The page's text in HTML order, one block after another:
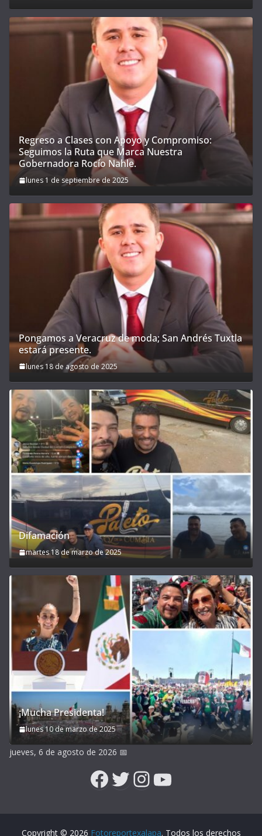
Regreso a Clases con Apoyo y Compromiso:
Seguimos la Ruta que Marca Nuestra
Gobernadora Rocío Nahle.
lunes 1 de septiembre de 2025
Pongamos a Veracruz de moda; San Andrés Tuxtla
estará presente.
lunes 18 de agosto de 2025
Difamación
martes 18 de marzo de 2025
¡Mucha Presidenta!
lunes 10 de marzo de 2025
jueves, 6 de agosto de 2026 📅
Facebook
Twitter
Instagram
YouTube
Copyright © 2026 Fotoreportexalapa. Todos los derechos